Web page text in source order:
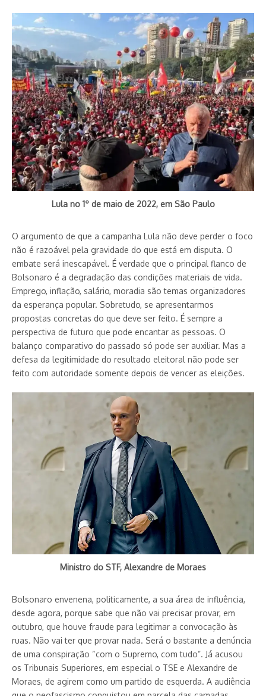
Lula no 1º de maio de 2022, em São Paulo
O argumento de que a campanha Lula não deve perder o foco
não é razoável pela gravidade do que está em disputa. O
embate será inescapável. É verdade que o principal flanco de
Bolsonaro é a degradação das condições materiais de vida.
Emprego, inflação, salário, moradia são temas organizadores
da esperança popular. Sobretudo, se apresentarmos
propostas concretas do que deve ser feito. É sempre a
perspectiva de futuro que pode encantar as pessoas. O
balanço comparativo do passado só pode ser auxiliar. Mas a
defesa da legitimidade do resultado eleitoral não pode ser
feito com autoridade somente depois de vencer as eleições.
Ministro do STF, Alexandre de Moraes
Bolsonaro envenena, politicamente, a sua área de influência,
desde agora, porque sabe que não vai precisar provar, em
outubro, que houve fraude para legitimar a convocação às
ruas. Não vai ter que provar nada. Será o bastante a denúncia
de uma conspiração “com o Supremo, com tudo”. Já acusou
os Tribunais Superiores, em especial o TSE e Alexandre de
Moraes, de agirem como um partido de esquerda. A audiência